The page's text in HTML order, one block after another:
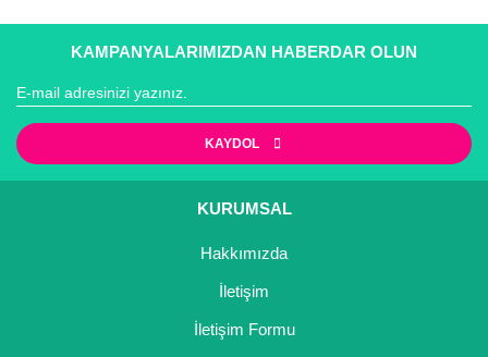
Ürün fiyatı diğer sitelerden daha pahalı.
KAMPANYALARIMIZDAN HABERDAR OLUN
KAYDOL
KURUMSAL
Hakkımızda
İletişim
İletişim Formu